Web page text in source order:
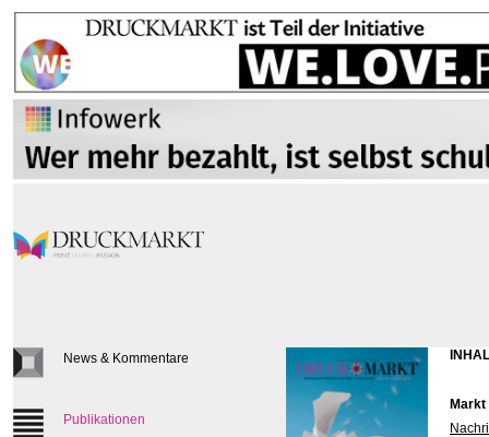
News & Kommentare
Publikationen
Markt